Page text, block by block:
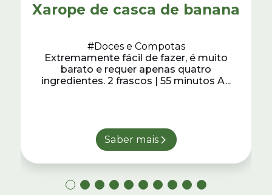
Xarope de casca de banana
#Doces e Compotas
Extremamente fácil de fazer, é muito
barato e requer apenas quatro
ingredientes. 2 frascos | 55 minutos A...
Saber mais